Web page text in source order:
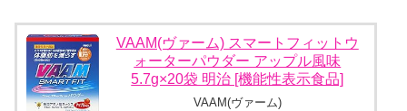
VAAM(ヴァーム) スマートフィットウ
ォーターパウダー アップル風味
5.7g×20袋 明治 [機能性表示食品]
VAAM(ヴァーム)